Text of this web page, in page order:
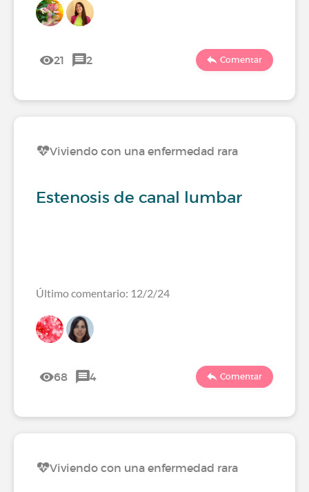
21 2 Comentar
Viviendo con una enfermedad rara
Estenosis de canal lumbar
Último comentario: 12/2/24
68 4 Comentar
Viviendo con una enfermedad rara